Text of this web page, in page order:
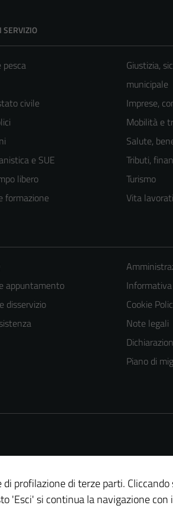
SERVIZIO
civile
e SUE
libero
formazione
Giustizia,
municipale
Imprese,
Mobilità e
Salute,
Tributi,
Turismo
Vita
appuntamento
disservizio
Cookie
Note legali
Piano di
profilazione di terze parti.
'Esci' si continua la navigazione con
Tecnici
per il
essere